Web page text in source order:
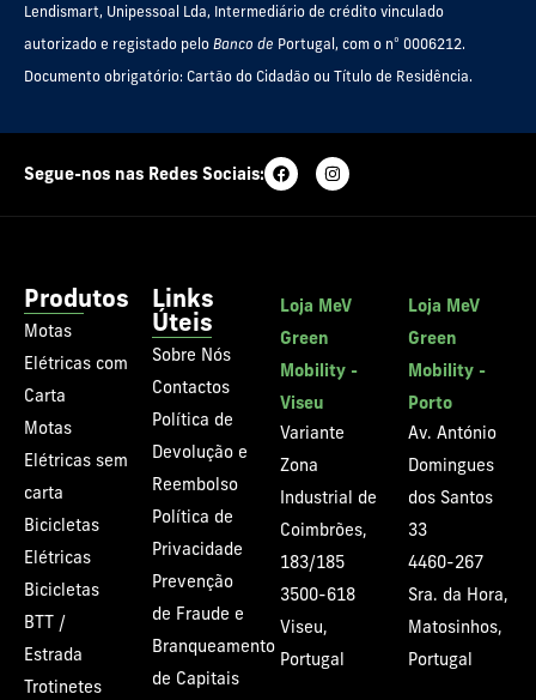
Lendismart, Unipessoal Lda, Intermediário de crédito vinculado
autorizado e registado pelo Banco de Portugal, com o nº 0006212.
Documento obrigatório: Cartão do Cidadão ou Título de Residência.
Segue-nos nas Redes Sociais:
Produtos
Motas
Elétricas com
Carta
Motas
Elétricas sem
carta
Bicicletas
Elétricas
Bicicletas
BTT /
Estrada
Trotinetes
Links
Úteis
Sobre Nós
Contactos
Política de
Devolução e
Reembolso
Política de
Privacidade
Prevenção
de Fraude e
Branqueamento
de Capitais
Loja MeV
Green
Mobility -
Viseu
Variante
Zona
Industrial de
Coimbrões,
183/185
3500-618
Viseu,
Portugal
Loja MeV
Green
Mobility -
Porto
Av. António
Domingues
dos Santos
33
4460-267
Sra. da Hora,
Matosinhos,
Portugal